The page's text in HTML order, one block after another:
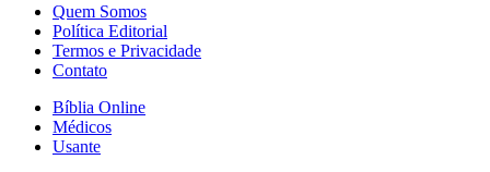
Quem Somos
Política Editorial
Termos e Privacidade
Contato
Bíblia Online
Médicos
Usante